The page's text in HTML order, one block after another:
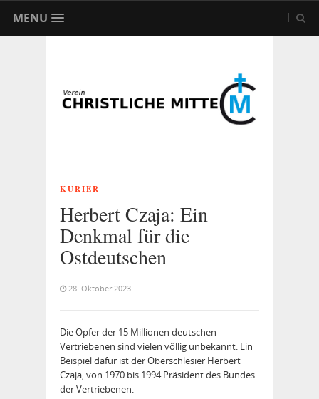
MENU
KURIER
Herbert Czaja: Ein
Denkmal für die
Ostdeutschen
28. Oktober 2023
Die Opfer der 15 Millionen deutschen
Vertriebenen sind vielen völlig unbekannt. Ein
Beispiel dafür ist der Oberschlesier Herbert
Czaja, von 1970 bis 1994 Präsident des Bundes
der Vertriebenen.